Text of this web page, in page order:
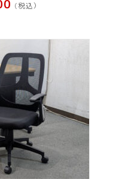
(税込）